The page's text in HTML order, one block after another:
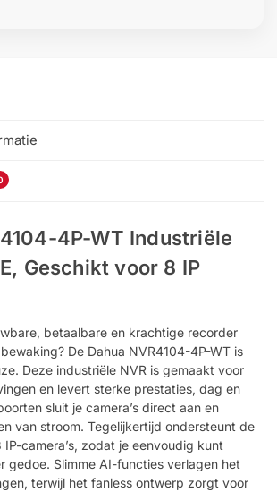
4P-WT Industriële
Geschikt voor 8 IP
betaalbare en krachtige recorder
De Dahua NVR4104-4P-WT is
Deze industriële NVR is gemaakt voor
en levert sterke prestaties, dag en
sluit je camera’s direct aan en
van stroom. Tegelijkertijd ondersteunt de
camera’s, zodat je eenvoudig kunt
gedoe. Slimme AI-functies verlagen het
terwijl het fanless ontwerp zorgt voor